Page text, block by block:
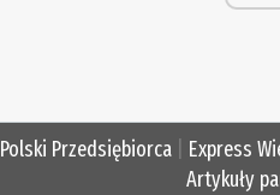
Polski Przedsiębiorca Express
Artykuły